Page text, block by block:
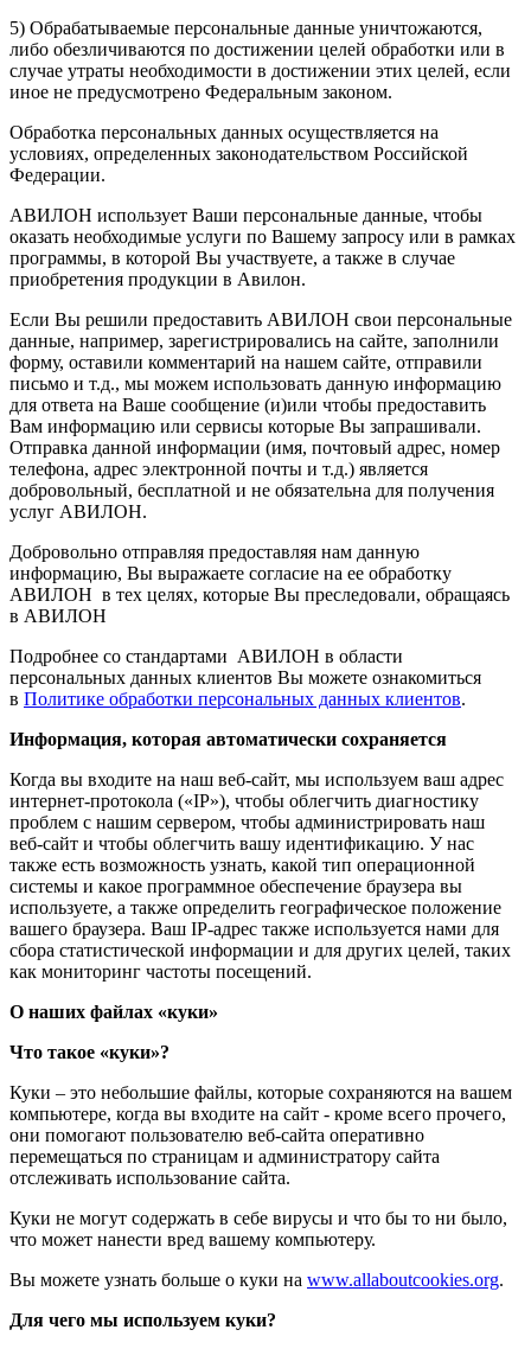
5) Обрабатываемые персональные данные уничтожаются,
либо обезличиваются по достижении целей обработки или в
случае утраты необходимости в достижении этих целей, если
иное не предусмотрено Федеральным законом.
Обработка персональных данных осуществляется на
условиях, определенных законодательством Российской
Федерации.
АВИЛОН использует Ваши персональные данные, чтобы
оказать необходимые услуги по Вашему запросу или в рамках
программы, в которой Вы участвуете, а также в случае
приобретения продукции в Авилон.
Если Вы решили предоставить АВИЛОН свои персональные
данные, например, зарегистрировались на сайте, заполнили
форму, оставили комментарий на нашем сайте, отправили
письмо и т.д., мы можем использовать данную информацию
для ответа на Ваше сообщение (и)или чтобы предоставить
Вам информацию или сервисы которые Вы запрашивали.
Отправка данной информации (имя, почтовый адрес, номер
телефона, адрес электронной почты и т.д.) является
добровольный, бесплатной и не обязательна для получения
услуг АВИЛОН.
Добровольно отправляя предоставляя нам данную
информацию, Вы выражаете согласие на ее обработку
АВИЛОН в тех целях, которые Вы преследовали, обращаясь
в АВИЛОН
Подробнее со стандартами АВИЛОН в области
персональных данных клиентов Вы можете ознакомиться
в Политике обработки персональных данных клиентов.
Информация, которая автоматически сохраняется
Когда вы входите на наш веб-сайт, мы используем ваш адрес
интернет-протокола («IP»), чтобы облегчить диагностику
проблем с нашим сервером, чтобы администрировать наш
веб-сайт и чтобы облегчить вашу идентификацию. У нас
также есть возможность узнать, какой тип операционной
системы и какое программное обеспечение браузера вы
используете, а также определить географическое положение
вашего браузера. Ваш IP-адрес также используется нами для
сбора статистической информации и для других целей, таких
как мониторинг частоты посещений.
О наших файлах «куки»
Что такое «куки»?
Куки – это небольшие файлы, которые сохраняются на вашем
компьютере, когда вы входите на сайт - кроме всего прочего,
они помогают пользователю веб-сайта оперативно
перемещаться по страницам и администратору сайта
отслеживать использование сайта.
Куки не могут содержать в себе вирусы и что бы то ни было,
что может нанести вред вашему компьютеру.
Вы можете узнать больше о куки на www.allaboutcookies.org.
Для чего мы используем куки?